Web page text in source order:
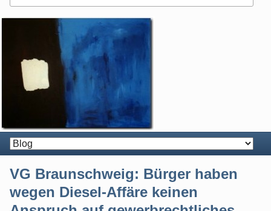
VG Braunschweig: Bürger haben
wegen Diesel-Affäre keinen